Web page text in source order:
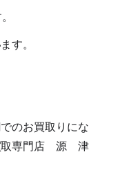
す。
のお買取りにな
取専門店 源 津